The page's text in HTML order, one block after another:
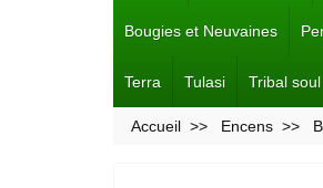
Bougies et Neuvaines
Terra Tulasi Tribal soul
Accueil Encens